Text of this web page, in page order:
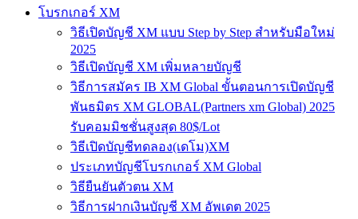
โบรกเกอร์ XM
วิธีเปิดบัญชี XM แบบ Step by Step สำหรับมือใหม่
2025
วิธีเปิดบัญชี XM เพิ่มหลายบัญชี
วิธีการสมัคร IB XM Global ขั้นตอนการเปิดบัญชี
พันธมิตร XM GLOBAL(Partners xm Global) 2025
รับคอมมิชชั่นสูงสุด 80$/Lot
วิธีเปิดบัญชีทดลอง(เดโม)XM
ประเภทบัญชีโบรกเกอร์ XM Global
วิธียืนยันตัวตน XM
วิธีการฝากเงินบัญชี XM อัพเดต 2025